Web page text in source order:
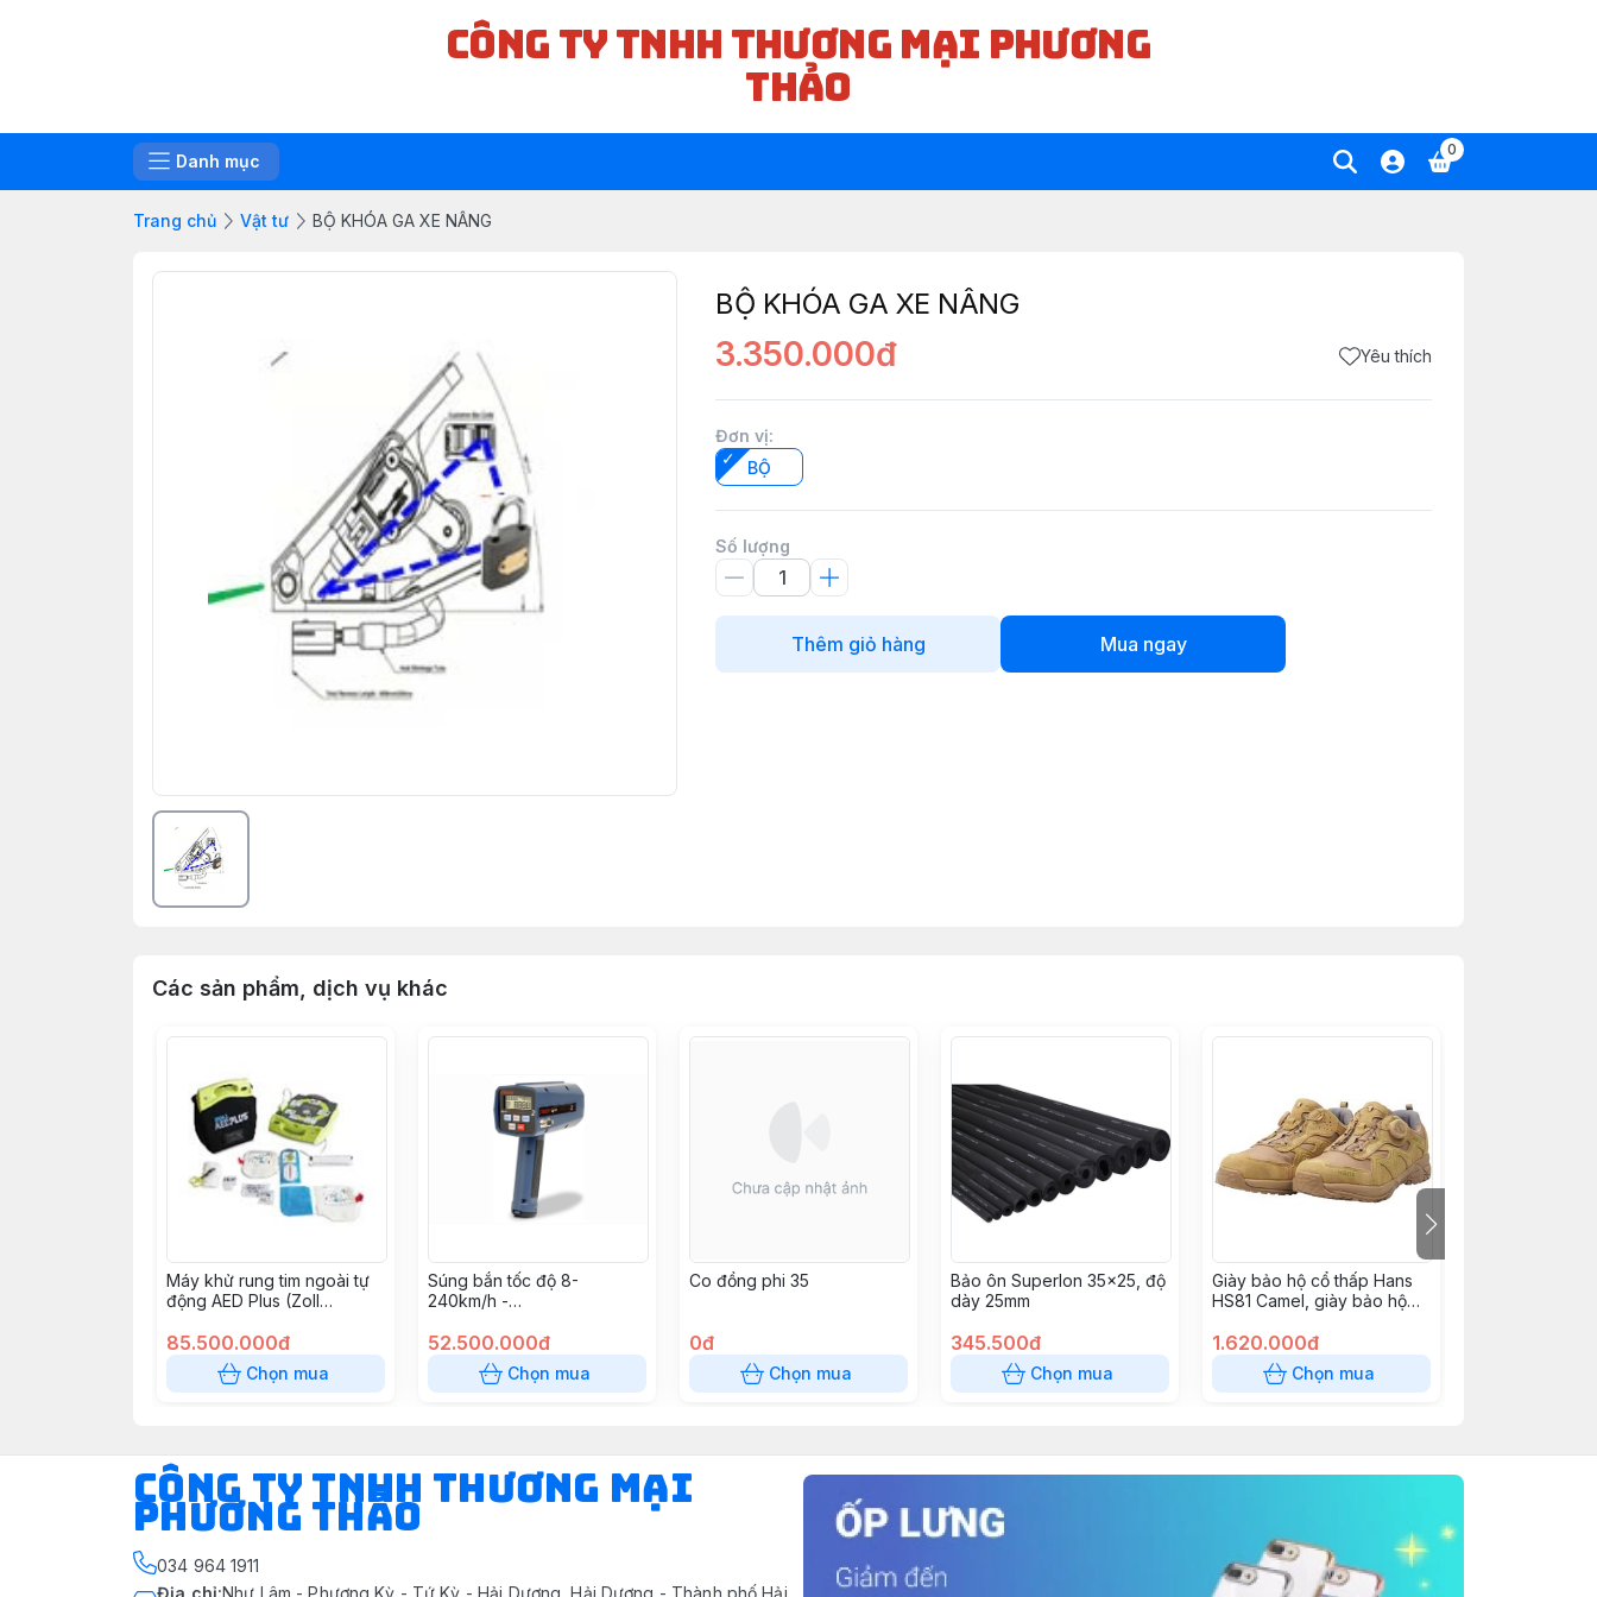
CÔNG TY TNHH THƯƠNG MẠI PHƯƠNG
THẢO
Danh mục
0
Trang chủ Vật tư BỘ KHÓA GA XE NÂNG
BỘ KHÓA GA XE NÂNG
3.350.000đ Yêu thích
Đơn vị:
BỘ
Số lượng
Thêm giỏ hàng Mua ngay
Các sản phẩm, dịch vụ khác
Máy khử rung tim ngoài tự
động AED Plus (Zoll
85.500.000đ
Chọn mua
Súng bắn tốc độ 8-
240km/h -
52.500.000đ
Chọn mua
Co đồng phi 35
0đ
Chọn mua
Bảo ôn Superlon 35x25, độ
dày 25mm
345.500đ
Chọn mua
Giày bảo hộ cổ thấp Hans
HS81 Camel, giày bảo hộ
cấp Hàn Quốc
(225~290mm/300mm)
1.620.000đ
Chọn mua
CÔNG TY TNHH THƯƠNG MẠI
PHƯƠNG THẢO
034 964 1911
Địa chỉ:Như Lâm - Phượng Kỳ - Tứ Kỳ - Hải Dương, Hải Dương - Thành phố Hải